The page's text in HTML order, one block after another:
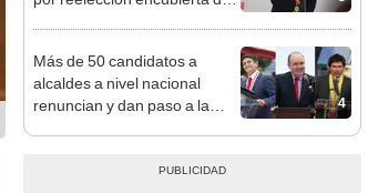
4
Más de 50 candidatos a
alcaldes a nivel nacional
renuncian y dan paso a la